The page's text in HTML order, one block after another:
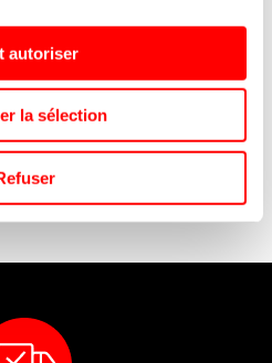
autoriser
la sélection33CL/24